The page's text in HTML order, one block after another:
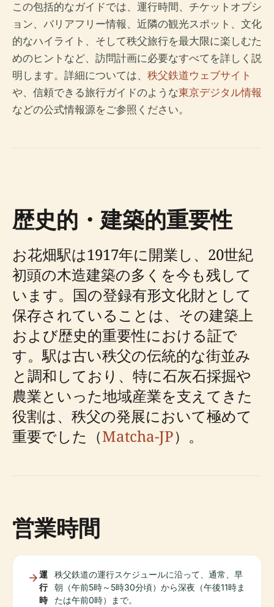
この包括的なガイドでは、運行時間、チケットオプシ
ョン、バリアフリー情報、近隣の観光スポット、文化
的なハイライト、そして秩父旅行を最大限に楽しむた
めのヒントなど、訪問計画に必要なすべてを詳しく説
明します。詳細については、 秩父鉄道ウェブサイト
や、信頼できる旅行ガイドのような東京デジタル情報
などの公式情報源をご参照ください。
歴史的・建築的重要性
お花畑駅は1917年に開業し、20世紀
初頭の木造建築の多くを今も残して
います。国の登録有形文化財として
保存されていることは、その建築上
および歴史的重要性における証で
す。駅は古い秩父の伝統的な街並み
と調和しており、特に石灰石採掘や
農業といった地域産業を支えてきた
役割は、秩父の発展において極めて
重要でした（Matcha-JP）。
営業時間
運
行
時
秩父鉄道の運行スケジュールに沿って、通常、早
朝（午前5時～5時30分頃）から深夜（午後11時ま
たは午前0時）まで。